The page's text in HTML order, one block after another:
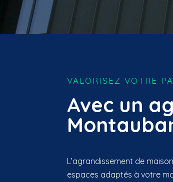
VALORISEZ VOTRE
Avec un
L’agrandissement de
espaces adaptés à votre